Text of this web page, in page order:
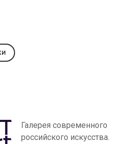
Галерея современного
российского искусства.